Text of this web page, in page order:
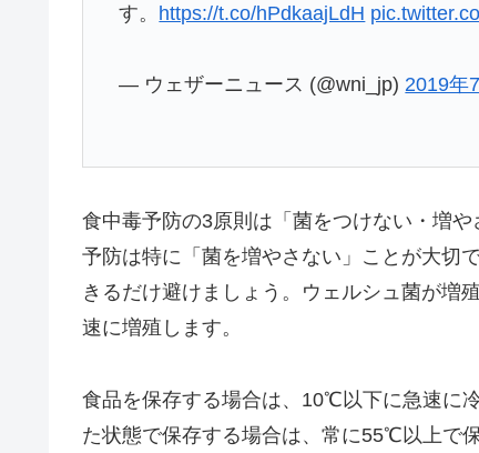
す。 https://t.co/hPdkaajLdH
— ウェザーニュース (@wni_jp) 2019年
食中毒予防の3原則は「菌をつけない・増
予防は特に「菌を増やさない」ことが大切
きるだけ避けましょう。ウェルシュ菌が
速に増殖します。
食品を保存する場合は、10℃以下に急速に
た状態で保存する場合は、常に55℃以上で